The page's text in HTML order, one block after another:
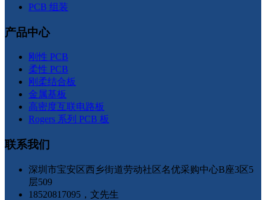
PCB 组装
产品中心
刚性 PCB
柔性 PCB
刚柔结合板
金属基板
高密度互联电路板
Rogers 系列 PCB 板
联系我们
深圳市宝安区西乡街道劳动社区名优采购中心B座3区5
层509
18520817095，文先生